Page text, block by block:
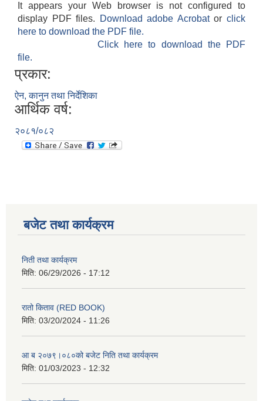
It appears your Web browser is not configured to
display PDF files.
Download adobe Acrobatorclick
here to download the PDF file.
Click here to download the PDF
file.
प्रकार:
ऐन, कानुन तथा निर्देशिका
आर्थिक वर्ष:
२०८१/०८२
बजेट तथा कार्यक्रम
निती तथा कार्यक्रम
मिति: 06/29/2026 - 17:12
रातो किताव (RED BOOK)
मिति: 03/20/2024 - 11:26
आ ब २०७९।०८०को बजेट निति तथा कार्यक्रम
मिति: 01/03/2023 - 12:32